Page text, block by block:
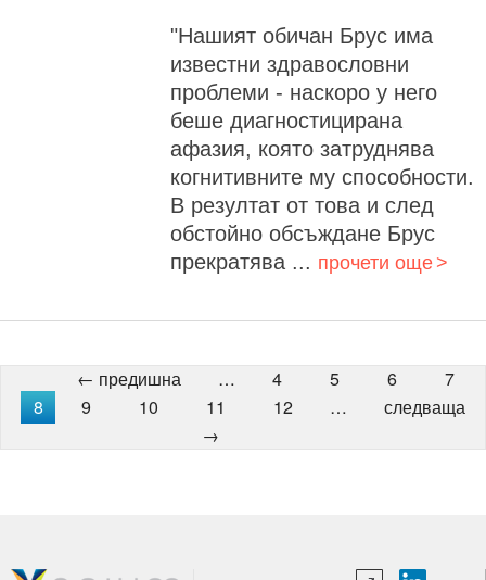
"Нашият обичан Брус има
известни здравословни
проблеми - наскоро у него
беше диагностицирана
афазия, която затруднява
когнитивните му способности.
В резултат от това и след
обстойно обсъждане Брус
прекратява ... прочети още
← предишна … 4 5 6
7
8
9 10 11 12 …
следваща
→